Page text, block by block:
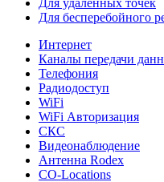
Для бесперебойного
Интернет
Каналы передачи
Телефония
Радиодоступ
WiFi
WiFi Авторизация
СКС
Видеонаблюдение
Антенна Rodex
CO-Locations